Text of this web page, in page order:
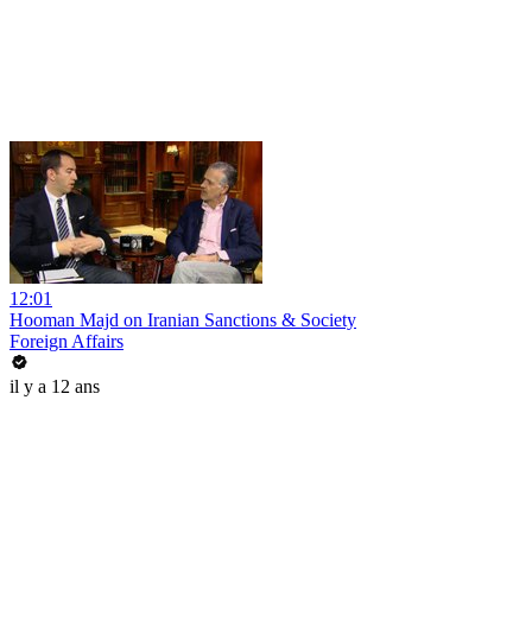
12:01
Hooman Majd on Iranian Sanctions & Society
Foreign Affairs
il y a 12 ans